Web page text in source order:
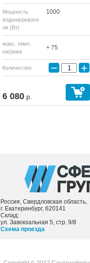
Мощность
водонагревате
ля (Вт)
1000
макс. темп.
нагрева
+ 75
Количество: − +
6 080 р.
Россия, Свердловская область,
г. Екатеринбург, 620141
Склад:
ул. Завокзальная 5, стр. 9/8
Схема проезда